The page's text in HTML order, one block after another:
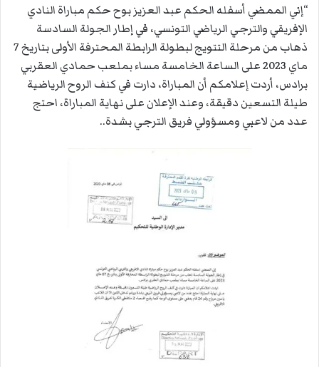
“إني الممضي أسفله الحكم عبد العزيز بوح حكم مباراة النادي
الإفريقي والترجي الرياضي التونسي، في إطار الجولة السادسة
ذهاب من مرحلة التتويج لبطولة الرابطة المحترفة الأولى بتاريخ 7
ماي 2023 على الساعة الخامسة مساء بملعب حمادي العقربي
برادس، أردت إعلامكم أن المباراة، دارت في كنف الروح الرياضية
طيلة التسعين دقيقة، وعند الإعلان على نهاية المباراة، احتج
عدد من لاعبي ومسؤولي فريق الترجي بشدة..